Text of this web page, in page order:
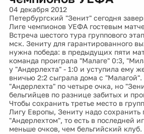
04 декабря 2012
Петербургский "Зенит" сегодня
Лиге чемпионов УЕФА гостевым
Встреча шестого тура группового
мск. Зениту для гарантированного
нужна победа: в предыдущих пяти
команда проиграла "Малаге" 0:3,
у "Андерлехта" - 1:0 и уступила ему
вничью 2:2 сыграла дома с
"Андерлехта" по четыре очка, но
бельгийцев по разнице забитых и
Чтобы сохранить третье место в
Лигу Европы, Зениту надо
"Андерлехтом", то есть в последней
меньше очков, чем бельгийский клуб.